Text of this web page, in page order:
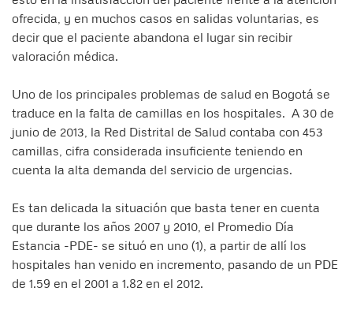
ofrecida, y en muchos casos en salidas voluntarias, es
decir que el paciente abandona el lugar sin recibir
valoración médica.
Uno de los principales problemas de salud en Bogotá se
traduce en la falta de camillas en los hospitales. A 30 de
junio de 2013, la Red Distrital de Salud contaba con 453
camillas, cifra considerada insuficiente teniendo en
cuenta la alta demanda del servicio de urgencias.
Es tan delicada la situación que basta tener en cuenta
que durante los años 2007 y 2010, el Promedio Día
Estancia -PDE- se situó en uno (1), a partir de allí los
hospitales han venido en incremento, pasando de un PDE
de 1.59 en el 2001 a 1.82 en el 2012.